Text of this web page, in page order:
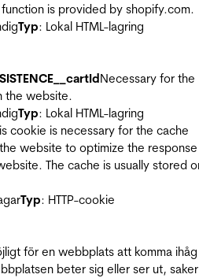
is provided by shopify.com.
Typ: Lokal HTML-lagring
Necessary for the
the website.
Typ: Lokal HTML-lagring
cookie is necessary for the cache
website to optimize the
The cache is usually stored
Typ: HTTP-cookie
för en webbplats att komma ihåg
beter sig eller ser ut,